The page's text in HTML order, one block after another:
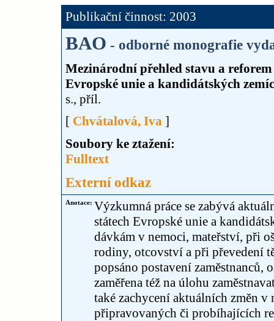
Publikační činnost: 2003
BAO - odborné monografie
Mezinárodní přehled stavu a
Evropské unie a kandidátských
s., příl.
[ Chvátalová, Iva ]
Soubory ke ztažení:
Fulltext
Externí odkaz
Anotace: Výzkumná práce se zabývá
státech Evropské unie a
dávkám v nemoci, mateřství, při
rodiny, otcovství a při převedení
popsáno postavení zaměstnanců,
zaměřena též na úlohu
také zachycení aktuálních změn
připravovaných či probíhajících